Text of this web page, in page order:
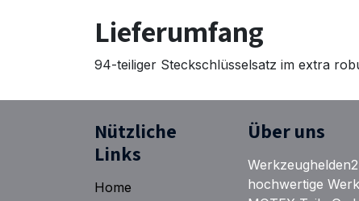
Lieferumfang
94-teiliger Steckschlüsselsatz im extra
Nützliche
Links
Home
Über uns
hochwertige